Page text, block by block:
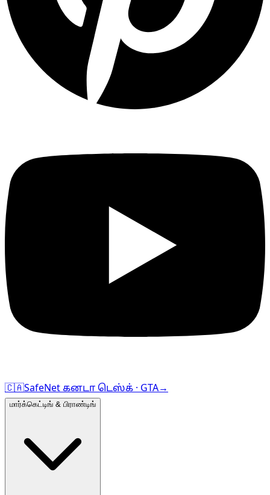
🇨🇦SafeNet கனடா டெஸ்க் · GTA→
மார்க்கெட்டிங் & பிராண்டிங்